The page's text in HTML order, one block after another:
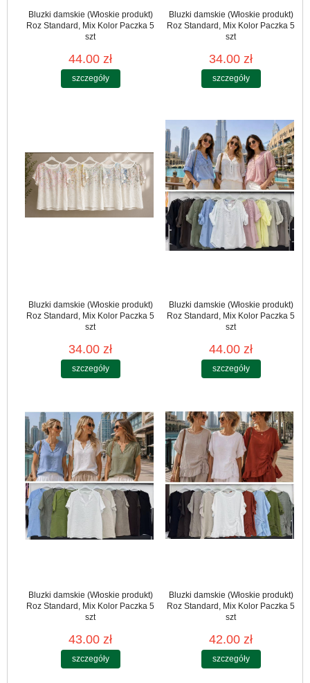
Bluzki damskie (Włoskie produkt)
Roz Standard, Mix Kolor Paczka 5
szt
44.00 zł
szczegóły
Bluzki damskie (Włoskie produkt)
Roz Standard, Mix Kolor Paczka 5
szt
34.00 zł
szczegóły
Bluzki damskie (Włoskie produkt)
Roz Standard, Mix Kolor Paczka 5
szt
34.00 zł
szczegóły
Bluzki damskie (Włoskie produkt)
Roz Standard, Mix Kolor Paczka 5
szt
44.00 zł
szczegóły
Bluzki damskie (Włoskie produkt)
Roz Standard, Mix Kolor Paczka 5
szt
43.00 zł
szczegóły
Bluzki damskie (Włoskie produkt)
Roz Standard, Mix Kolor Paczka 5
szt
42.00 zł
szczegóły